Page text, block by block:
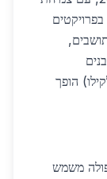
בעפולה, אוכלוסייה בת 49,634 תושבים,
הנמוך (מ-18 ש"ח לקילו) הופך
משמש